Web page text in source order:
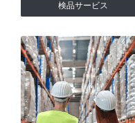
検品サービス